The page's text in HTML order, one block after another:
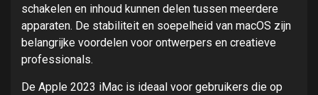
schakelen en inhoud kunnen delen tussen meerdere
apparaten. De stabiliteit en soepelheid van macOS zijn
belangrijke voordelen voor ontwerpers en creatieve
professionals.
De Apple 2023 iMac is ideaal voor gebruikers die op